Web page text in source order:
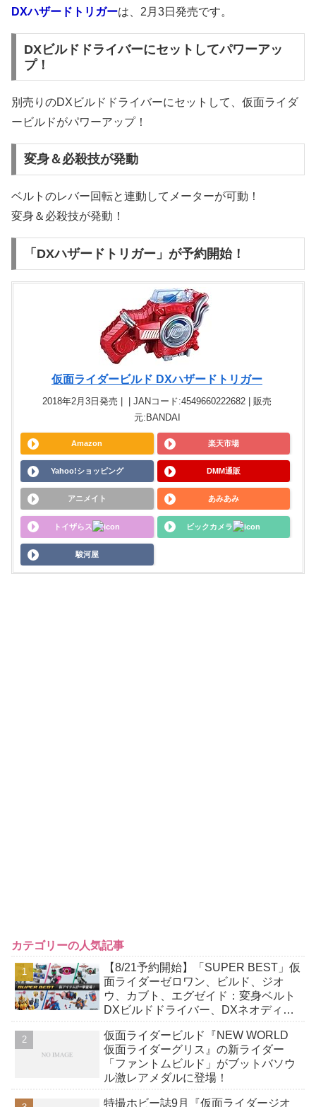
DXハザードトリガーは、2月3日発売です。
DXビルドドライバーにセットしてパワーアッ
プ！
別売りのDXビルドドライバーにセットして、仮面ライダ
ービルドがパワーアップ！
変身＆必殺技が発動
ベルトのレバー回転と連動してメーターが可動！
変身＆必殺技が発動！
「DXハザードトリガー」が予約開始！
仮面ライダービルド DXハザードトリガー
2018年2月3日発売 | | JANコード:4549660222682 | 販売
元:BANDAI
Amazon 楽天市場
Yahoo!ショッピング DMM通販
アニメイト あみあみ
トイザらス ビックカメラ
駿河屋
カテゴリーの人気記事
【8/21予約開始】「SUPER BEST」仮
面ライダーゼロワン、ビルド、ジオ
ウ、カブト、エグゼイド：変身ベルト
DXビルドドライバー、DXネオディケ
か12点！
仮面ライダービルド『NEW WORLD
仮面ライダーグリス』の新ライダー
「ファントムビルド」がブットバソウ
ル激レアメダルに登場！
特撮ホビー誌9月『仮面ライダージオ